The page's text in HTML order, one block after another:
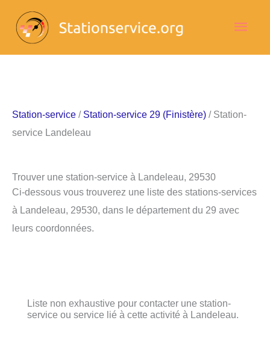
contenu
Station-service / Station-service 29 (Finistère) / Station-
service Landeleau
Trouver une station-service à Landeleau, 29530
Ci-dessous vous trouverez une liste des stations-services
à Landeleau, 29530, dans le département du 29 avec
leurs coordonnées.
Liste non exhaustive pour contacter une station-
service ou service lié à cette activité à Landeleau.